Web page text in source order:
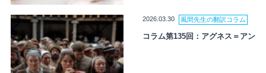
2026.03.30 風間先生の翻訳コラム
コラム第135回：アグネス＝アン